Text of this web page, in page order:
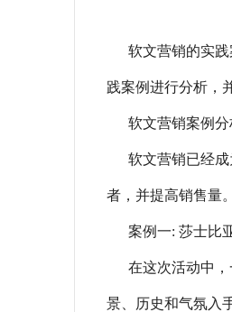
软文营销的实
践案例进行分析，
软文营销案例分
软文营销已经
者，并提高销售量
案例一: 莎士比
在这次活动中
景、历史和气氛入